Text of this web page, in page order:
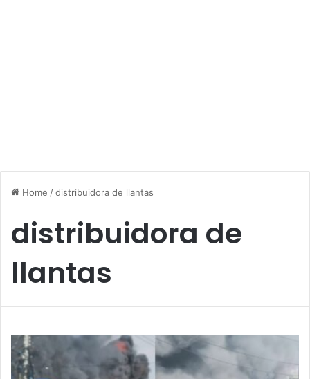
Home /distribuidora de llantas
distribuidora de
llantas